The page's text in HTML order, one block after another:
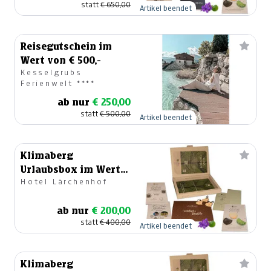
statt€ 650,00 Artikel beendet
Reisegutschein im
Wert von € 500,-
Kesselgrubs
Ferienwelt ****
ab nur € 250,00
statt€ 500,00 Artikel beendet
Klimaberg
Urlaubsbox im Wert
von € 400,-
Hotel Lärchenhof
ab nur € 200,00
statt€ 400,00 Artikel beendet
Klimaberg